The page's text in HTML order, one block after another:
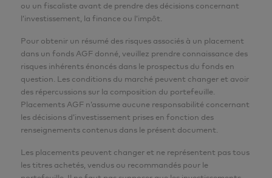
ou un fiscaliste avant de prendre des décisions concernant
l’investissement, la finance ou l’impôt.
Pour obtenir un résumé des risques associés à un placement
dans un fonds AGF donné, veuillez prendre connaissance des
risques inhérents énoncés dans le prospectus du fonds en
question. Les conditions du marché peuvent changer et avoir
des répercussions sur la composition du portefeuille.
Placements AGF n’assume aucune responsabilité concernant
les décisions d’investissement prises en fonction des
renseignements contenus dans le présent document.
Les placements peuvent changer et ne représentent pas tous
les titres achetés, vendus ou recommandés pour le